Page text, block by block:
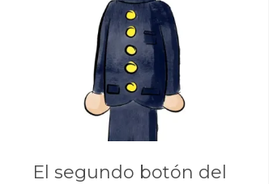
El segundo botón del